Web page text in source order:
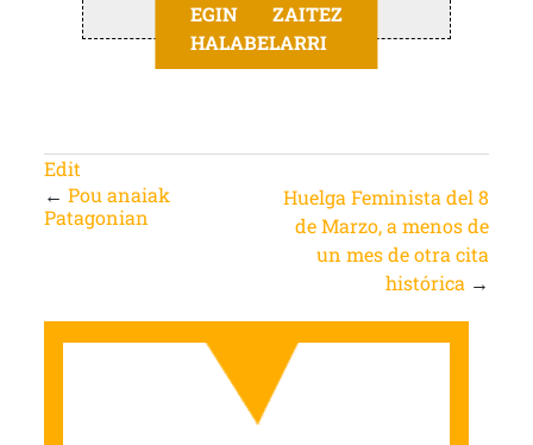
EGIN ZAITEZ
HALABELARRI
Edit
← Pou anaiak
Patagonian
Huelga Feminista del 8
de Marzo, a menos de
un mes de otra cita
histórica →